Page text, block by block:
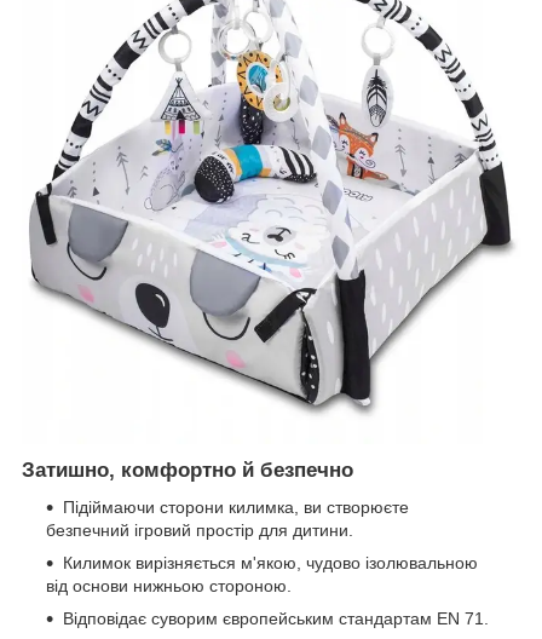
Затишно, комфортно й безпечно
Підіймаючи сторони килимка, ви створюєте
безпечний ігровий простір для дитини.
Килимок вирізняється м'якою, чудово ізолювальною
від основи нижньою стороною.
Відповідає суворим європейським стандартам EN 71.